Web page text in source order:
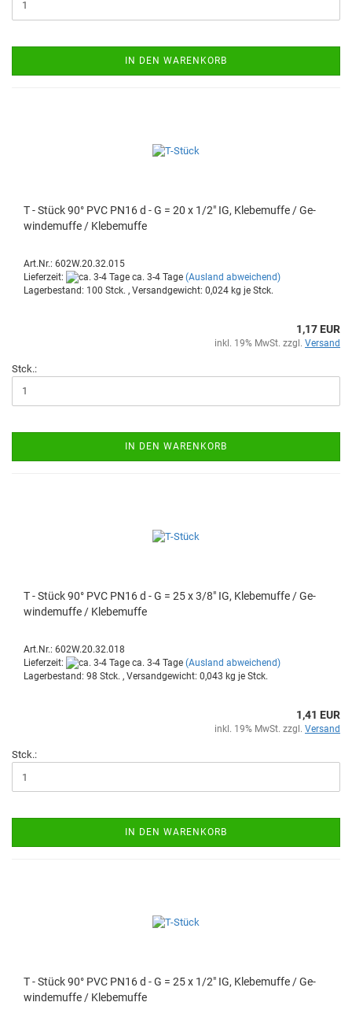
IN DEN WARENKORB
T - Stück 90° PVC PN16 d - G = 20 x 1/2" IG, Kle­be­muf­fe / Ge­
win­de­muf­fe / Kle­be­muf­fe
Art.Nr.: 602W.20.32.015
Lieferzeit:
ca. 3-4 Tage (Ausland abweichend)
Lagerbestand: 100 Stck. , Versandgewicht: 0,024 kg je Stck.
1,17 EUR
inkl. 19% MwSt. zzgl. Versand
Stck.:
IN DEN WARENKORB
T - Stück 90° PVC PN16 d - G = 25 x 3/8" IG, Kle­be­muf­fe / Ge­
win­de­muf­fe / Kle­be­muf­fe
Art.Nr.: 602W.20.32.018
Lieferzeit:
ca. 3-4 Tage (Ausland abweichend)
Lagerbestand: 98 Stck. , Versandgewicht: 0,043 kg je Stck.
1,41 EUR
inkl. 19% MwSt. zzgl. Versand
Stck.:
IN DEN WARENKORB
T - Stück 90° PVC PN16 d - G = 25 x 1/2" IG, Kle­be­muf­fe / Ge­
win­de­muf­fe / Kle­be­muf­fe